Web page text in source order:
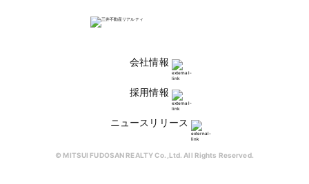
会社情報
採用情報
ニュースリリース
© MITSUI FUDOSAN REALTY Co.,Ltd. All Rights Reserved.